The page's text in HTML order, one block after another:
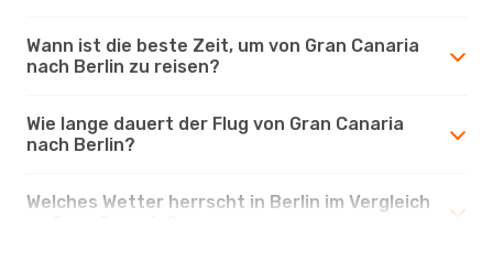
Wann ist die beste Zeit, um von Gran Canaria
nach Berlin zu reisen?
Wie lange dauert der Flug von Gran Canaria
nach Berlin?
Welches Wetter herrscht in Berlin im Vergleich